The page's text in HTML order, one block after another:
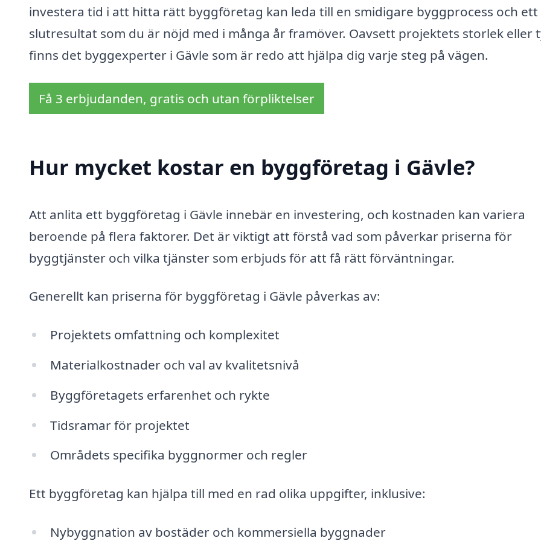
investera tid i att hitta rätt byggföretag kan leda till en smidigare byggprocess och ett
slutresultat som du är nöjd med i många år framöver. Oavsett projektets storlek eller
finns det byggexperter i Gävle som är redo att hjälpa dig varje steg på vägen.
Få 3 erbjudanden, gratis och utan förpliktelser
Hur mycket kostar en byggföretag i Gävle?
Att anlita ett byggföretag i Gävle innebär en investering, och kostnaden kan variera
beroende på flera faktorer. Det är viktigt att förstå vad som påverkar priserna för
byggtjänster och vilka tjänster som erbjuds för att få rätt förväntningar.
Generellt kan priserna för byggföretag i Gävle påverkas av:
Projektets omfattning och komplexitet
Materialkostnader och val av kvalitetsnivå
Byggföretagets erfarenhet och rykte
Tidsramar för projektet
Områdets specifika byggnormer och regler
Ett byggföretag kan hjälpa till med en rad olika uppgifter, inklusive:
Nybyggnation av bostäder och kommersiella byggnader